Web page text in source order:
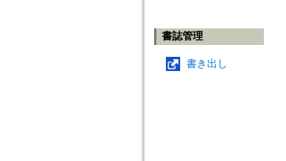
書誌管理
書き出し